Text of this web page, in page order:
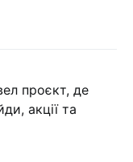
проєкт, де
акції та